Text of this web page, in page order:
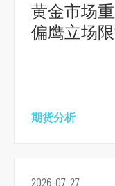
黄金市场
偏鹰立场
期货分析
2026-07-27